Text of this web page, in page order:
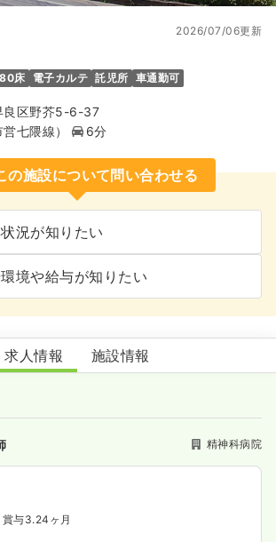
2026/07/06更新
床 電子カルテ 託児所 車通勤可
良区野芥5-6-37
七隈線）
6分
の施設について問い合わせる
況が知りたい
境や給与が知りたい
油山病院
求人情報 施設情報
精神科病院
賞与3.24ヶ月